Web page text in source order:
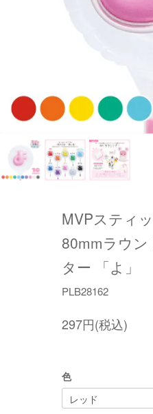
MVPスティ
80mmラウ
ター 「よ」
PLB28162
297円(税込)
色